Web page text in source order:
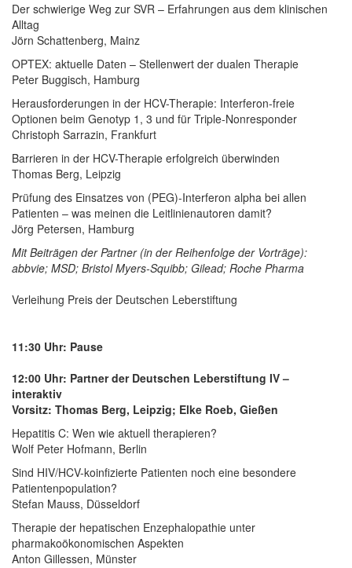
Der schwierige Weg zur SVR – Erfahrungen aus dem klinischen
Alltag
Jörn Schattenberg, Mainz
OPTEX: aktuelle Daten – Stellenwert der dualen Therapie
Peter Buggisch, Hamburg
Herausforderungen in der HCV-Therapie: Interferon-freie
Optionen beim Genotyp 1, 3 und für Triple-Nonresponder
Christoph Sarrazin, Frankfurt
Barrieren in der HCV-Therapie erfolgreich überwinden
Thomas Berg, Leipzig
Prüfung des Einsatzes von (PEG)-Interferon alpha bei allen
Patienten – was meinen die Leitlinienautoren damit?
Jörg Petersen, Hamburg
Mit Beiträgen der Partner (in der Reihenfolge der Vorträge):
abbvie; MSD; Bristol Myers-Squibb; Gilead; Roche Pharma
Verleihung Preis der Deutschen Leberstiftung
11:30 Uhr: Pause
12:00 Uhr: Partner der Deutschen Leberstiftung IV –
interaktiv
Vorsitz: Thomas Berg, Leipzig; Elke Roeb, Gießen
Hepatitis C: Wen wie aktuell therapieren?
Wolf Peter Hofmann, Berlin
Sind HIV/HCV-koinfizierte Patienten noch eine besondere
Patientenpopulation?
Stefan Mauss, Düsseldorf
Therapie der hepatischen Enzephalopathie unter
pharmakoökonomischen Aspekten
Anton Gillessen, Münster